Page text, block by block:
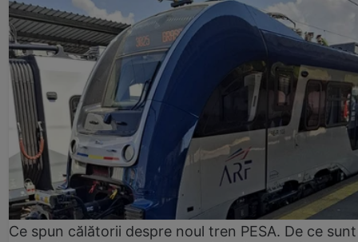
Ce spun călătorii despre noul tren PESA. De ce sunt